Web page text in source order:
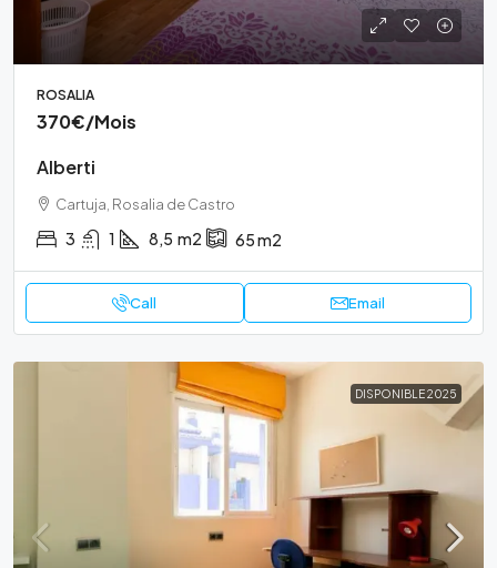
ROSALIA
370€/Mois
Alberti
Cartuja, Rosalia de Castro
3 1 8,5 m2 65m2
Call Email
DISPONIBLE 2025